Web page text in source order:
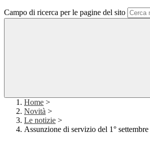
Campo di ricerca per le pagine del sito
Home >
Novità >
Le notizie >
Assunzione di servizio del 1°